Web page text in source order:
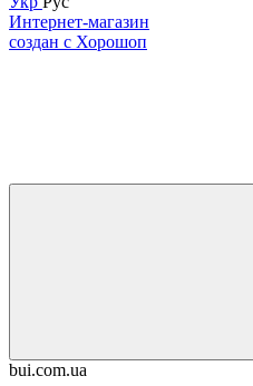
Интернет-магазин
создан с Хорошоп
bui.com.ua